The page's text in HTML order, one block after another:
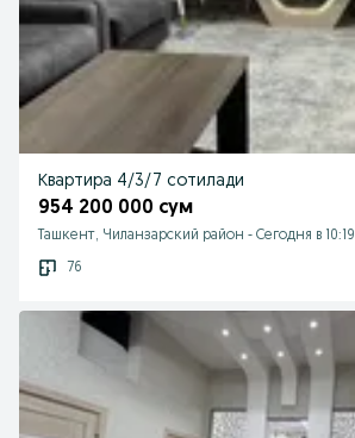
Квартира 4/3/7 сотилади
954 200 000 сум
Ташкент, Чиланзарский район - Сегодня в 10:19
76